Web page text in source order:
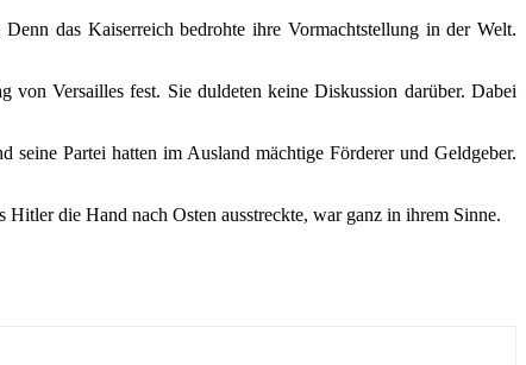
das Kaiserreich bedrohte ihre Vormachtstellung in der Welt.
Versailles fest. Sie duldeten keine Diskussion darüber. Dabei
Partei hatten im Ausland mächtige Förderer und Geldgeber.
die Hand nach Osten ausstreckte, war ganz in ihrem Sinne.